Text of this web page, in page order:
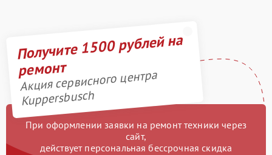
Получите 1500 рублей на
ремонт
Акция сервисного центра
Kuppersbusch
При оформлении заявки на ремонт техники через
сайт,
действует персональная бессрочная скидка